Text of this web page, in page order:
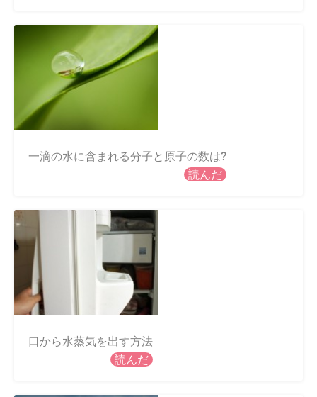
一滴の水に含まれる分子と原子の数は?
読んだ
口から水蒸気を出す方法
読んだ